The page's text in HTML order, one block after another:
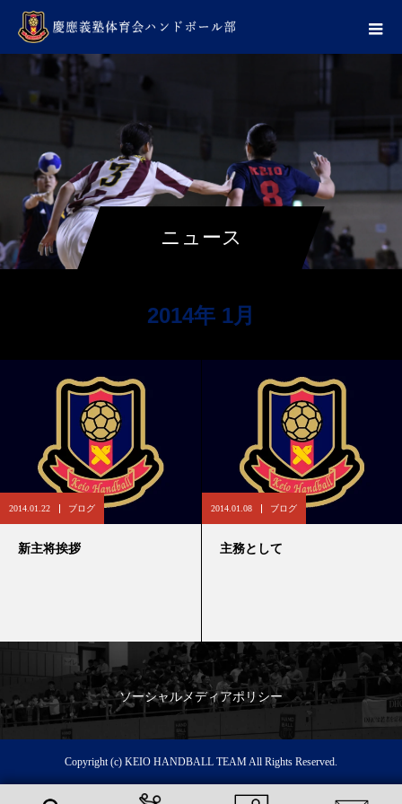
ニュース
2014年 1月
2014.01.22 ブログ
新主将挨拶
2014.01.08 ブログ
主務として
ソーシャルメディアポリシー
Copyright (c) KEIO HANDBALL TEAM All Rights Reserved.